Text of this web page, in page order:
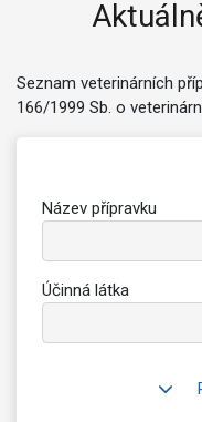
Seznam veterinárních
166/1999 Sb. o
Název přípravku
Účinná látka